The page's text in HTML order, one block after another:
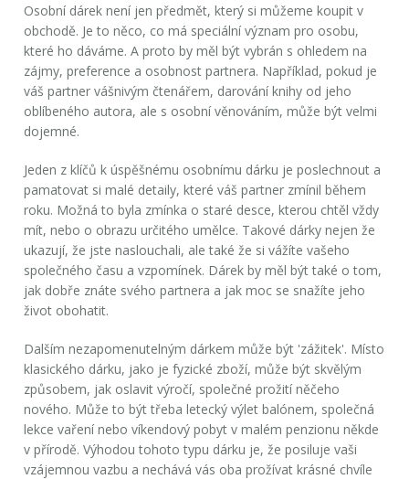
Osobní dárek není jen předmět, který si můžeme koupit v
obchodě. Je to něco, co má speciální význam pro osobu,
které ho dáváme. A proto by měl být vybrán s ohledem na
zájmy, preference a osobnost partnera. Například, pokud je
váš partner vášnivým čtenářem, darování knihy od jeho
oblíbeného autora, ale s osobní věnováním, může být velmi
dojemné.
Jeden z klíčů k úspěšnému osobnímu dárku je poslechnout a
pamatovat si malé detaily, které váš partner zmínil během
roku. Možná to byla zmínka o staré desce, kterou chtěl vždy
mít, nebo o obrazu určitého umělce. Takové dárky nejen že
ukazují, že jste naslouchali, ale také že si vážíte vašeho
společného času a vzpomínek. Dárek by měl být také o tom,
jak dobře znáte svého partnera a jak moc se snažíte jeho
život obohatit.
Dalším nezapomenutelným dárkem může být 'zážitek'. Místo
klasického dárku, jako je fyzické zboží, může být skvělým
způsobem, jak oslavit výročí, společné prožití něčeho
nového. Může to být třeba letecký výlet balónem, společná
lekce vaření nebo víkendový pobyt v malém penzionu někde
v přírodě. Výhodou tohoto typu dárku je, že posiluje vaši
vzájemnou vazbu a nechává vás oba prožívat krásné chvíle